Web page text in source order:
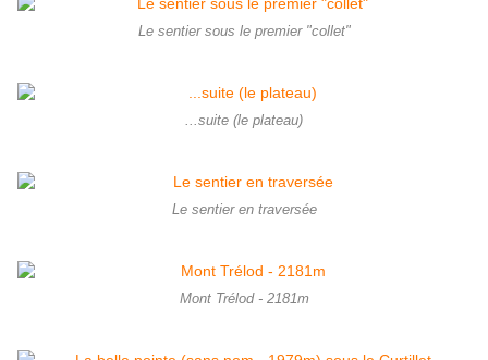
Le sentier sous le premier "collet"
...suite (le plateau)
Le sentier en traversée
Mont Trélod - 2181m